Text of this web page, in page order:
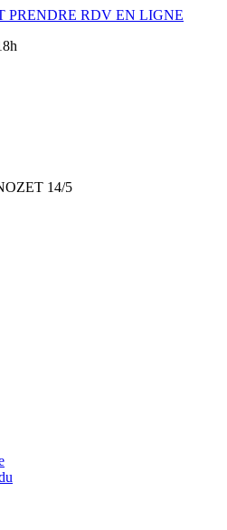
PRENDRE RDV EN LIGNE
14/5